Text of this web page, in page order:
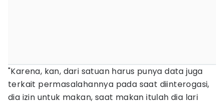
"Karena, kan, dari satuan harus punya data juga
terkait permasalahannya pada saat diinterogasi,
dia izin untuk makan, saat makan itulah dia lari